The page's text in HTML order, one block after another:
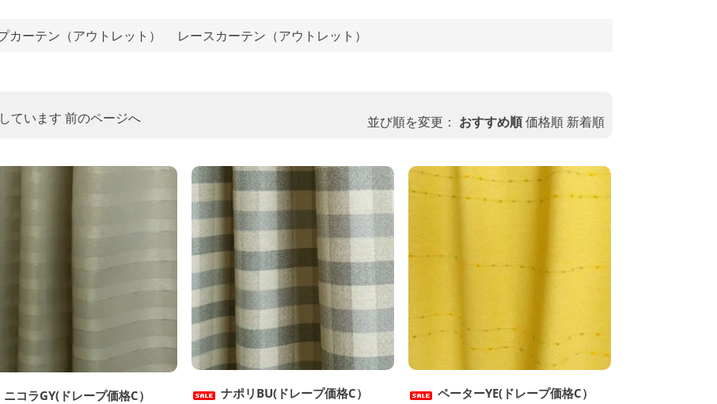
カーテン（アウトレット） レースカーテン（アウトレット）
ています 前のページへ 並び順を変更： おすすめ順価格順 新着順
ニコラGY(ドレープ価格C） ナポリBU(ドレープ価格C） ペーターYE(ドレープ価格C）